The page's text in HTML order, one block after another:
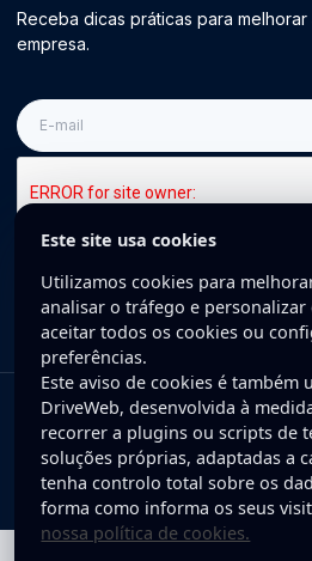
Receba dicas práticas para
empresa.
E-
mail
Inscreva-se
Copyright © 2025 DriveWeb. Todos os
por DriveWeb.
Política de
Este site usa cookies
Utilizamos cookies para
analisar o tráfego e personalizar
aceitar todos os cookies ou
preferências.
Este aviso de cookies é também
DriveWeb, desenvolvida à
recorrer a plugins ou scripts de
soluções próprias, adaptadas a
tenha controlo total sobre os
forma como informa os seus
nossa política de cookies.